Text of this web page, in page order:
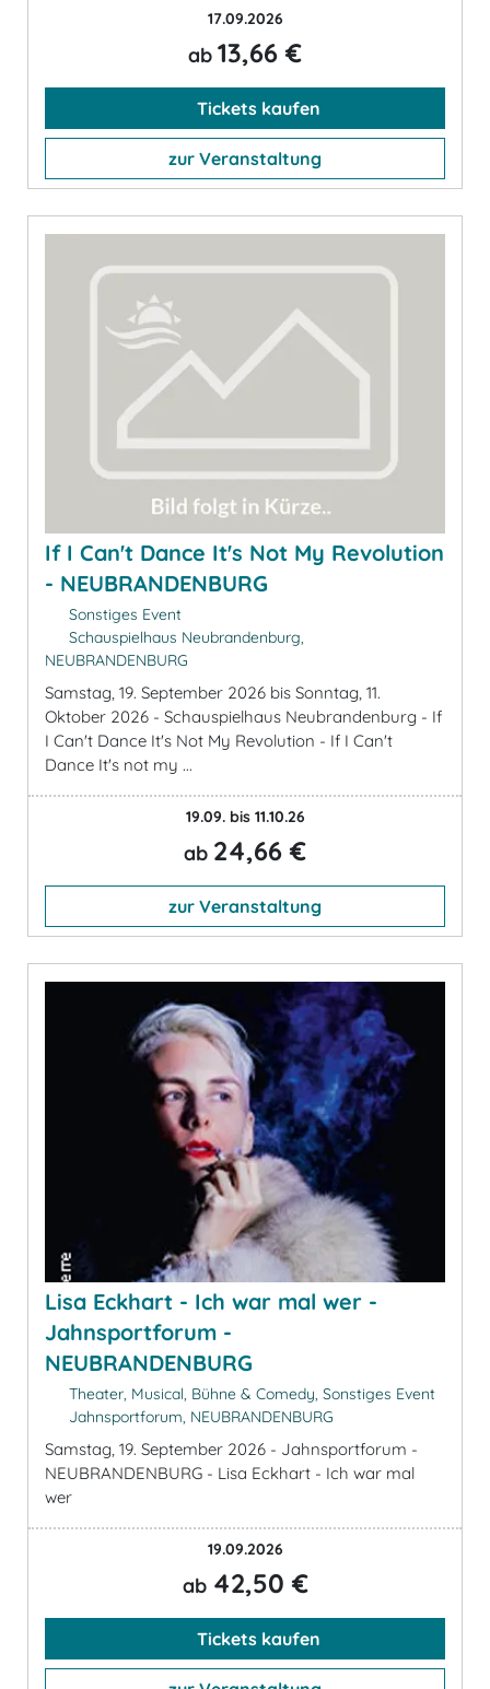
17.09.2026
ab 13,66 €
Tickets kaufen
zur Veranstaltung
If I Can't Dance It's Not My Revolution
- NEUBRANDENBURG
Sonstiges Event
Schauspielhaus Neubrandenburg,
NEUBRANDENBURG
Samstag, 19. September 2026 bis Sonntag, 11.
Oktober 2026 - Schauspielhaus Neubrandenburg - If
I Can't Dance It's Not My Revolution - If I Can't
Dance It's not my ...
19.09. bis 11.10.26
ab 24,66 €
zur Veranstaltung
Lisa Eckhart - Ich war mal wer -
Jahnsportforum -
NEUBRANDENBURG
Theater, Musical, Bühne & Comedy, Sonstiges Event
Jahnsportforum, NEUBRANDENBURG
Samstag, 19. September 2026 - Jahnsportforum -
NEUBRANDENBURG - Lisa Eckhart - Ich war mal
wer
19.09.2026
ab 42,50 €
Tickets kaufen